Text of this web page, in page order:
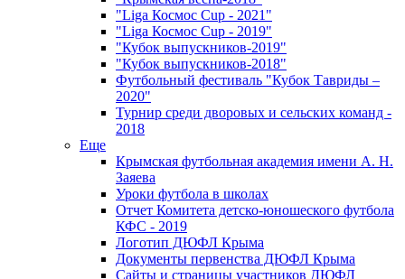
"Liga Космос Cup - 2021"
"Liga Космос Cup - 2019"
"Кубок выпускников-2019"
"Кубок выпускников-2018"
Футбольный фестиваль "Кубок Тавриды –
2020"
Турнир среди дворовых и сельских команд -
2018
Еще
Крымская футбольная академия имени А. Н.
Заяева
Уроки футбола в школах
Отчет Комитета детско-юношеского футбола
КФС - 2019
Логотип ДЮФЛ Крыма
Документы первенства ДЮФЛ Крыма
Сайты и страницы участников ДЮФЛ